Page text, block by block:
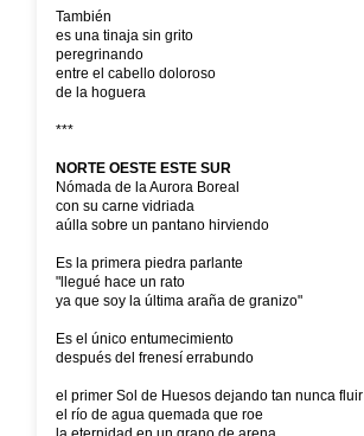
También
es una tinaja sin grito
peregrinando
entre el cabello doloroso
de la hoguera
***
NORTE OESTE ESTE SUR
Nómada de la Aurora Boreal
con su carne vidriada
aúlla sobre un pantano hirviendo
Es la primera piedra parlante
"llegué hace un rato
ya que soy la última araña de granizo"
Es el único entumecimiento
después del frenesí errabundo
el primer Sol de Huesos dejando tan nunca fluir
el río de agua quemada que roe